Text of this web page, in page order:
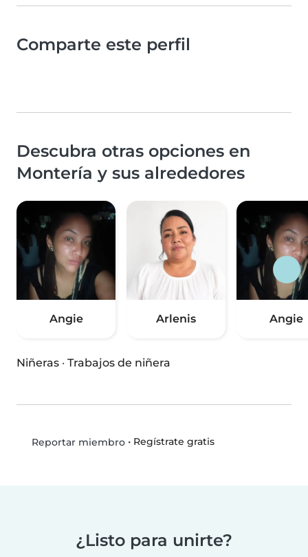
Comparte este perfil
Descubra otras opciones en
Montería y sus alrededores
Angie Arlenis Angie
Niñeras · Trabajos de niñera
Reportar miembro• Regístrate gratis
¿Listo para unirte?